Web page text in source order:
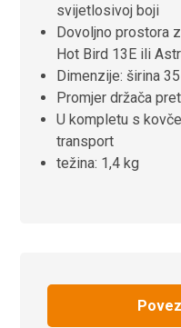
svijetlosivoj boji
Dovoljno prostora
Hot Bird 13E ili
Dimenzije: širina
Promjer držača
U kompletu s
transport
težina: 1,4 kg